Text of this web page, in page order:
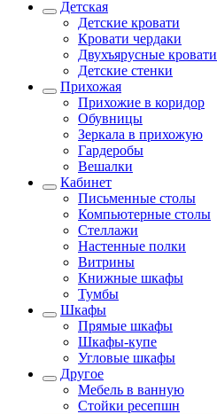
Детская
Детские кровати
Кровати чердаки
Двухъярусные кровати
Детские стенки
Прихожая
Прихожие в коридор
Обувницы
Зеркала в прихожую
Гардеробы
Вешалки
Кабинет
Письменные столы
Компьютерные столы
Стеллажи
Настенные полки
Витрины
Книжные шкафы
Тумбы
Шкафы
Прямые шкафы
Шкафы-купе
Угловые шкафы
Другое
Мебель в ванную
Стойки ресепшн